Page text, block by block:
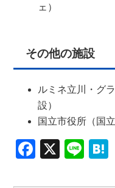
ェ）
その他の施設
ルミネ立川・グ
設）
国立市役所（国
Facebook
X Line